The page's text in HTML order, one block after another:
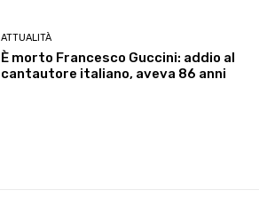
ATTUALITÀ
È morto Francesco Guccini: addio al
cantautore italiano, aveva 86 anni